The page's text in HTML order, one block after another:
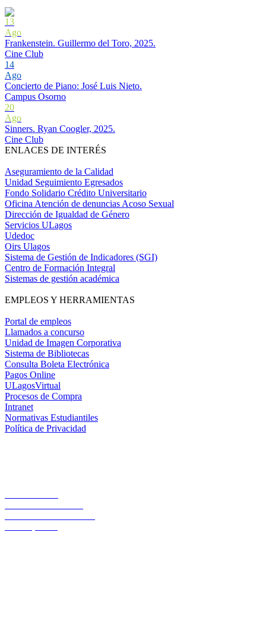
13
Ago
Frankenstein. Guillermo del Toro, 2025.
Cine Club
14
Ago
Concierto de Piano: José Luis Nieto.
Campus Osorno
20
Ago
Sinners. Ryan Coogler, 2025.
Cine Club
ENLACES DE INTERÉS
Aseguramiento de la Calidad
Unidad Seguimiento Egresados
Fondo Solidario Crédito Universitario
Oficina Atención de denuncias Acoso Sexual
Dirección de Igualdad de Género
Servicios ULagos
Udedoc
Oirs Ulagos
Sistema de Gestión de Indicadores (SGI)
Centro de Formación Integral
Sistemas de gestión académica
EMPLEOS Y HERRAMIENTAS
Portal de empleos
Llamados a concurso
Unidad de Imagen Corporativa
Sistema de Bibliotecas
Consulta Boleta Electrónica
Pagos Online
ULagosVirtual
Procesos de Compra
Intranet
Normativas Estudiantiles
Política de Privacidad